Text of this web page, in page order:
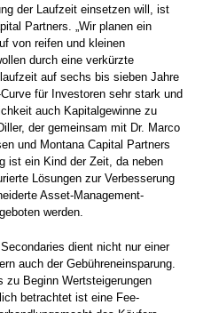
der Laufzeit einsetzen will, ist
Partners. „Wir planen ein
von reifen und kleinen
durch eine verkürzte
auf sechs bis sieben Jahre
für Investoren sehr stark und
auch Kapitalgewinne zu
der gemeinsam mit Dr. Marco
und Montana Capital Partners
ist ein Kind der Zeit, da neben
Lösungen zur Verbesserung
Asset-Management-
werden.
dient nicht nur einer
auch der Gebühreneinsparung.
zu Beginn Wertsteigerungen
betrachtet ist eine Fee-